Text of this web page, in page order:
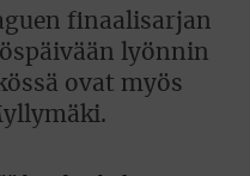
finaalisarjan
lyönnin
ovat myös